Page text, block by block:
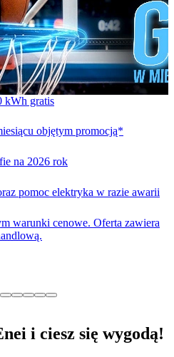
kWh gratis
objętym promocją*
na 2026 rok
pomoc elektryka w razie awarii
warunki cenowe. Oferta zawiera
i ciesz się wygodą!